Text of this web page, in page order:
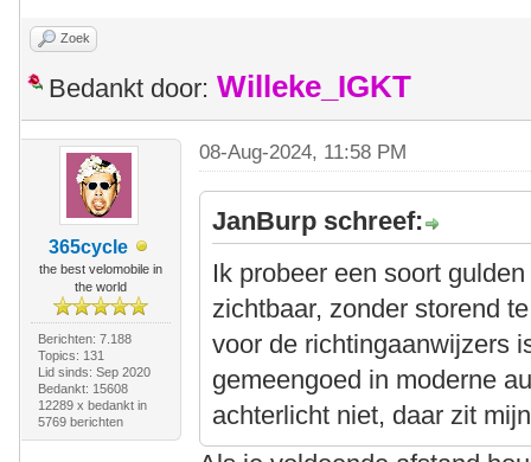
Zoek
Bedankt door: Willeke_IGKT
365cycle
the best velomobile in
the world
Berichten: 7.188
Topics: 131
Lid sinds: Sep 2020
Bedankt: 15608
12289 x bedankt in
5769 berichten
08-Aug-2024, 11:58 PM
JanBurp schreef:
Ik probeer een soort
zichtbaar, zonder storend
voor de richtingaanwijzers
gemeengoed in moderne
achterlicht niet, daar zit